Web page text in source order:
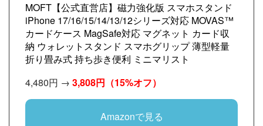
MOFT【公式直営店】磁力強化版 スマホスタンド
iPhone 17/16/15/14/13/12シリーズ対応 MOVAS™
カードケース MagSafe対応 マグネット カード収
納 ウォレットスタンド スマホグリップ 薄型軽量
折り畳み式 持ち歩き便利 ミニマリスト
4,480円 → 3,808円 （15%オフ）
Amazonで見る